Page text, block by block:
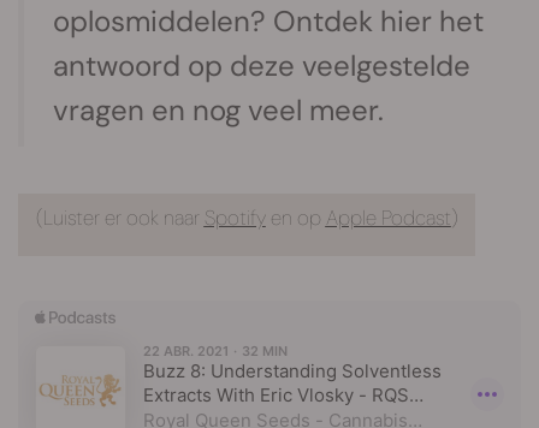
oplosmiddelen? Ontdek hier het
antwoord op deze veelgestelde
vragen en nog veel meer.
(Luister er ook naar Spotifyen op Apple Podcast)